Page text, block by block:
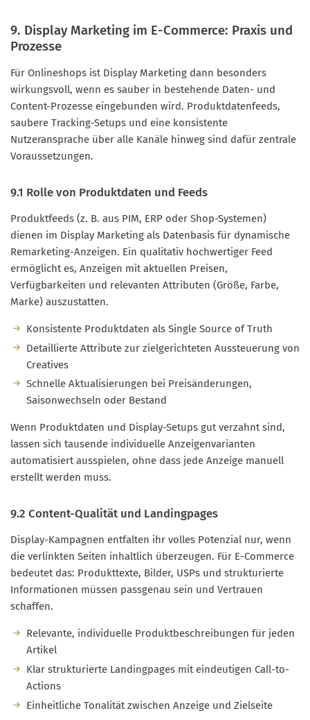
9. Display Marketing im E-Commerce: Praxis und
Prozesse
Für Onlineshops ist Display Marketing dann besonders
wirkungsvoll, wenn es sauber in bestehende Daten- und
Content-Prozesse eingebunden wird. Produktdatenfeeds,
saubere Tracking-Setups und eine konsistente
Nutzeransprache über alle Kanäle hinweg sind dafür zentrale
Voraussetzungen.
9.1 Rolle von Produktdaten und Feeds
Produktfeeds (z. B. aus PIM, ERP oder Shop-Systemen)
dienen im Display Marketing als Datenbasis für dynamische
Remarketing-Anzeigen. Ein qualitativ hochwertiger Feed
ermöglicht es, Anzeigen mit aktuellen Preisen,
Verfügbarkeiten und relevanten Attributen (Größe, Farbe,
Marke) auszustatten.
Konsistente Produktdaten als Single Source of Truth
Detaillierte Attribute zur zielgerichteten Aussteuerung von
Creatives
Schnelle Aktualisierungen bei Preisänderungen,
Saisonwechseln oder Bestand
Wenn Produktdaten und Display-Setups gut verzahnt sind,
lassen sich tausende individuelle Anzeigenvarianten
automatisiert ausspielen, ohne dass jede Anzeige manuell
erstellt werden muss.
9.2 Content-Qualität und Landingpages
Display-Kampagnen entfalten ihr volles Potenzial nur, wenn
die verlinkten Seiten inhaltlich überzeugen. Für E-Commerce
bedeutet das: Produkttexte, Bilder, USPs und strukturierte
Informationen müssen passgenau sein und Vertrauen
schaffen.
Relevante, individuelle Produktbeschreibungen für jeden
Artikel
Klar strukturierte Landingpages mit eindeutigen Call-to-
Actions
Einheitliche Tonalität zwischen Anzeige und Zielseite